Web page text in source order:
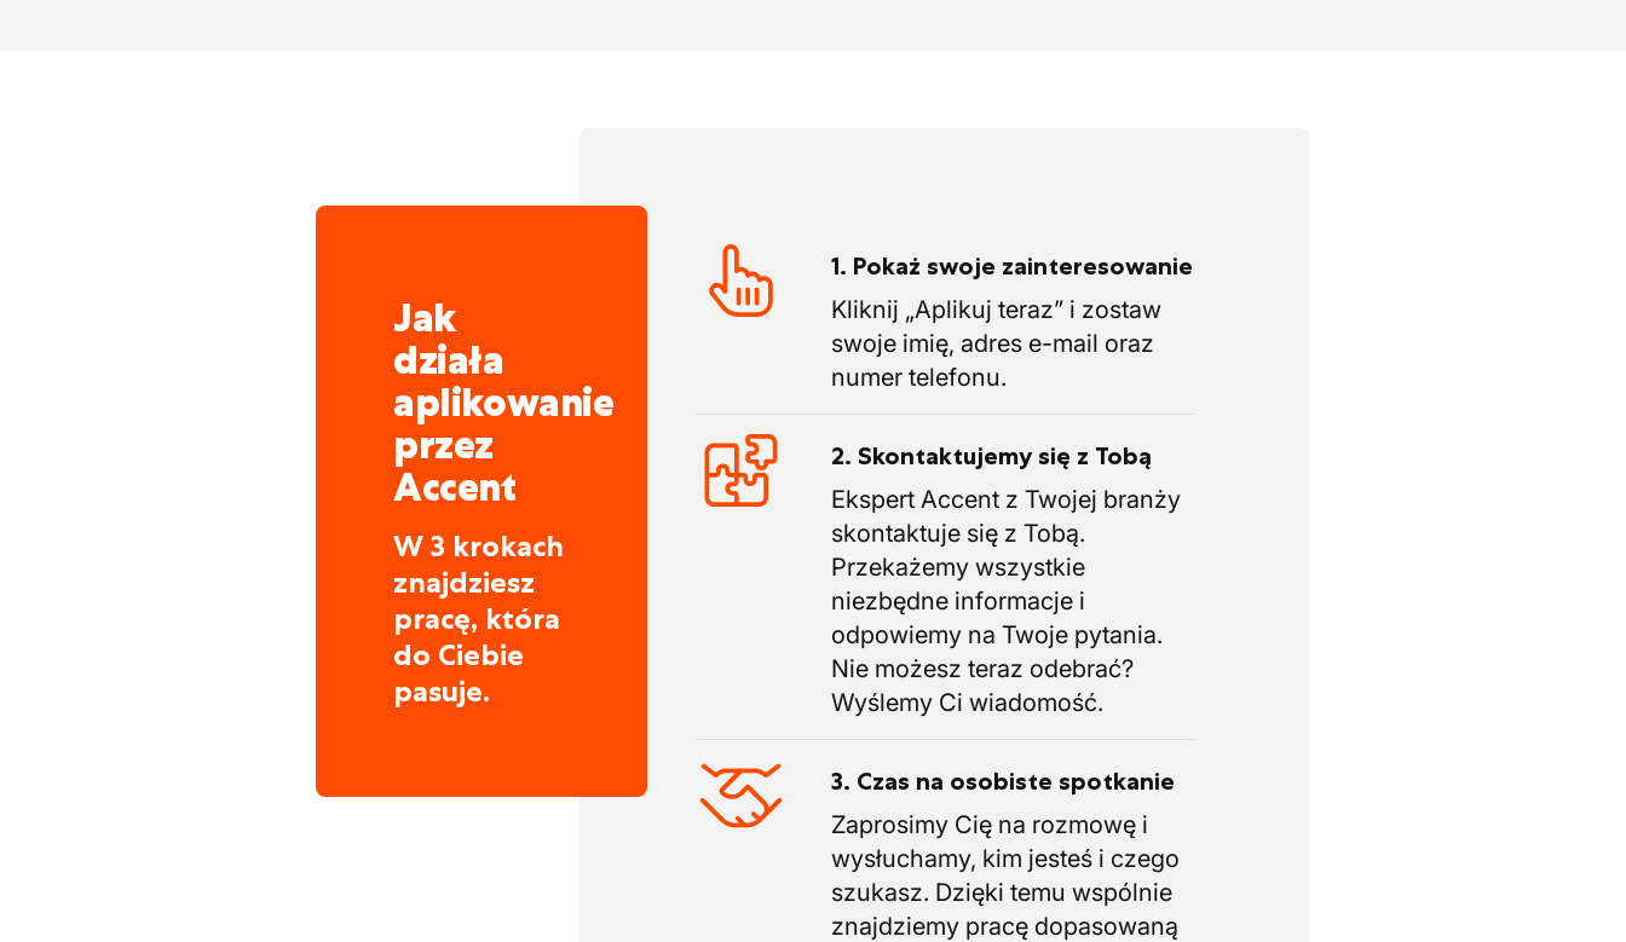
Jak
działa
aplikowanie
przez
Accent
W 3 krokach
znajdziesz
pracę, która
do Ciebie
pasuje.
1. Pokaż swoje zainteresowanie
Kliknij „Aplikuj teraz” i zostaw
swoje imię, adres e-mail oraz
numer telefonu.
2. Skontaktujemy się z Tobą
Ekspert Accent z Twojej branży
skontaktuje się z Tobą.
Przekażemy wszystkie
niezbędne informacje i
odpowiemy na Twoje pytania.
Nie możesz teraz odebrać?
Wyślemy Ci wiadomość.
3. Czas na osobiste spotkanie
Zaprosimy Cię na rozmowę i
wysłuchamy, kim jesteś i czego
szukasz. Dzięki temu wspólnie
znajdziemy pracę dopasowaną